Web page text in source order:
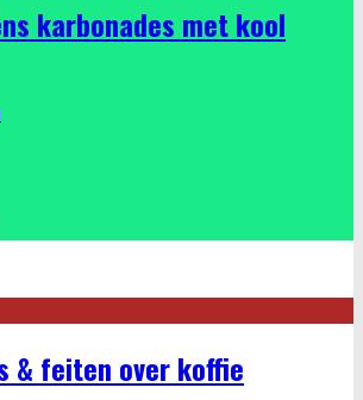
karbonades met kool
& feiten over koffie